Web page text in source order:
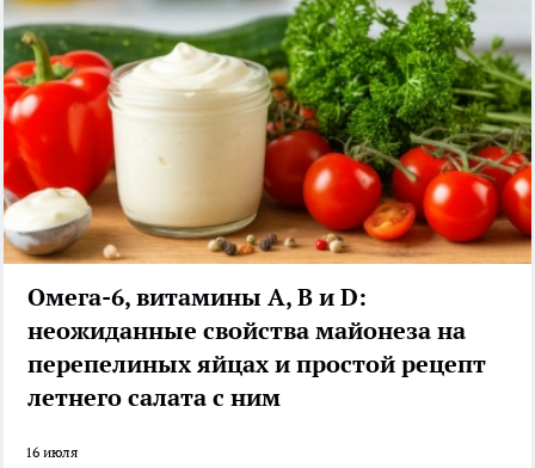
Омега-6, витамины А, В и D:
неожиданные свойства майонеза на
перепелиных яйцах и простой рецепт
летнего салата с ним
16 июля